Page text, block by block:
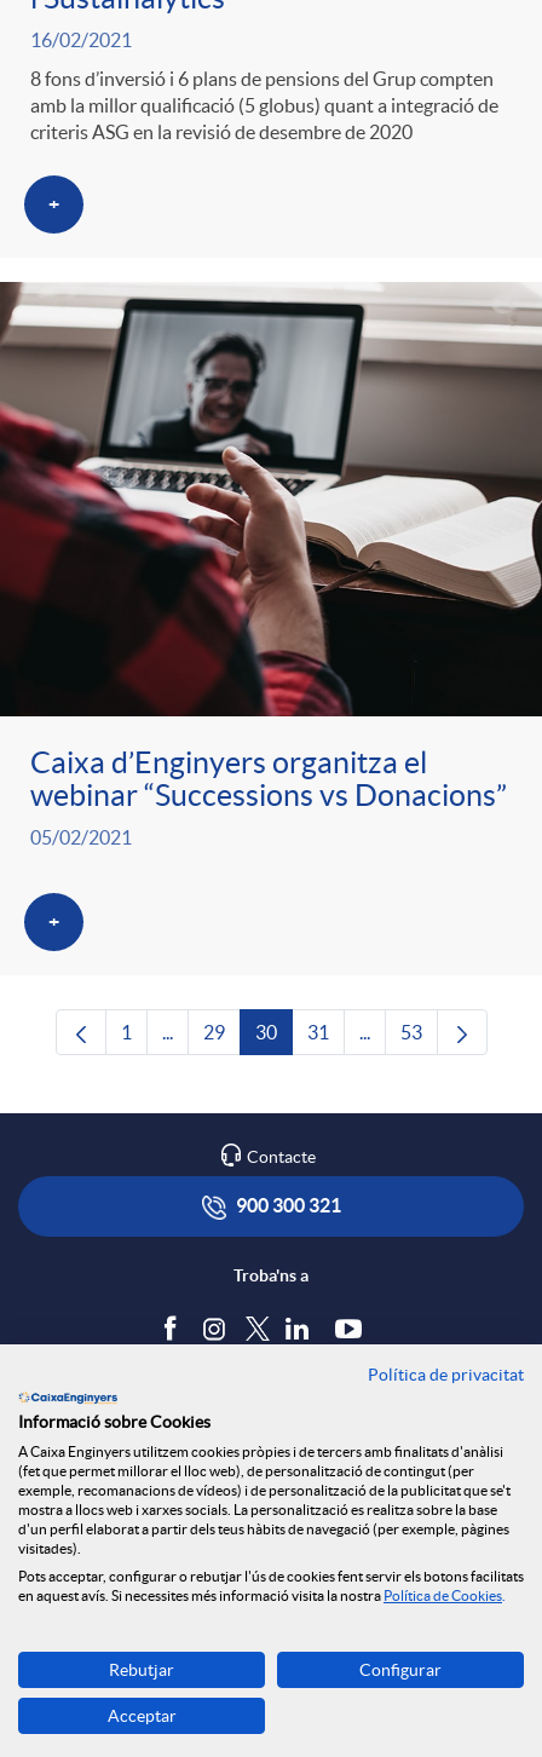
16/02/2021
8 fons d’inversió i 6 plans de pensions del Grup compten
amb la millor qualificació (5 globus) quant a integració de
criteris ASG en la revisió de desembre de 2020
+
Caixa d’Enginyers organitza el
webinar “Successions vs Donacions”
05/02/2021
+
Pàgina
1 ...Pàgines intermèdies Utilitzeu TAB per
Pàgina
29 Pàgina
30 Pàgina
31 ...Pàgines intermèdies
Pàgina
53
Contacte
900 300 321
Troba'ns a
Política de cookies
Avís legal
Seguretat Online
Canal denúncies
Descarrega-la ara
Banca MOBILE
© Grup Caixa Enginyers 2026
Política de privacitat
Informació sobre Cookies
A Caixa Enginyers utilitzem cookies pròpies i de tercers amb finalitats d'anàlisi
(fet que permet millorar el lloc web), de personalització de contingut (per
exemple, recomanacions de vídeos) i de personalització de la publicitat que se't
mostra a llocs web i xarxes socials. La personalització es realitza sobre la base
d'un perfil elaborat a partir dels teus hàbits de navegació (per exemple, pàgines
visitades).
Pots acceptar, configurar o rebutjar l'ús de cookies fent servir els botons facilitats
en aquest avís. Si necessites més informació visita la nostra Política de Cookies
Rebutjar Configurar
Acceptar